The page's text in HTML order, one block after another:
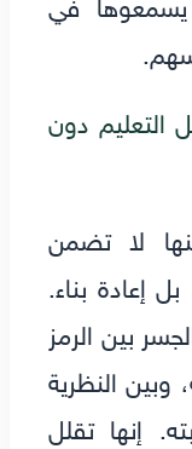
التعليم دون
لا تضمن
إعادة بناء.
بين الرمز
وبين النظرية
إنها تقلل